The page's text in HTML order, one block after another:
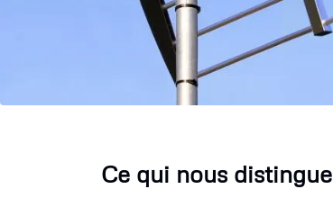
Ce qui nous distingue